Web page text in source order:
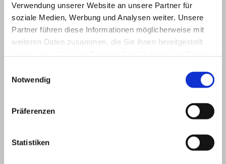
Verwendung unserer Website an unsere Partner für
soziale Medien, Werbung und Analysen weiter. Unsere
Partner führen diese Informationen möglicherweise mit
weiteren Daten zusammen, die Sie ihnen bereitgestellt
Notwendig
Präferenzen
Statistiken
keinerlei Vertragsverhältnis zwischen dem Nutzer und
dem Anbieter zustande, insoweit fehlt es am
Rechtsbindungswillen des Anbieters.
§ 2 Externe Links
Dritter („externe Links“). Diese Websites unterliegen
bei der erstmaligen Verknüpfung der externen Links
die fremden Inhalte daraufhin überprüft, ob etwaige
keine Rechtsverstöße ersichtlich. Der Anbieter hat